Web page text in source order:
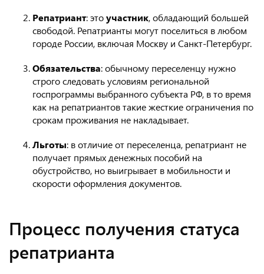
Репатриант: этоучастник, обладающий большей
свободой. Репатрианты могут поселиться в любом
городе России, включая Москву и Санкт-Петербург.
Обязательства: обычному переселенцу нужно
строго следовать условиям региональной
госпрограммы выбранного субъекта РФ, в то время
как на репатриантов такие жесткие ограничения по
срокам проживания не накладывает.
Льготы: в отличие от переселенца, репатриант не
получает прямых денежных пособий на
обустройство, но выигрывает в мобильности и
скорости оформления документов.
Процесс получения статуса
репатрианта